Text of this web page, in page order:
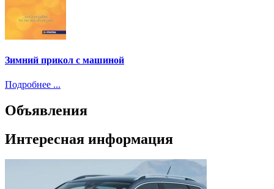
Зимний прикол с машиной
Подробнее ...
Объявления
Интересная информация